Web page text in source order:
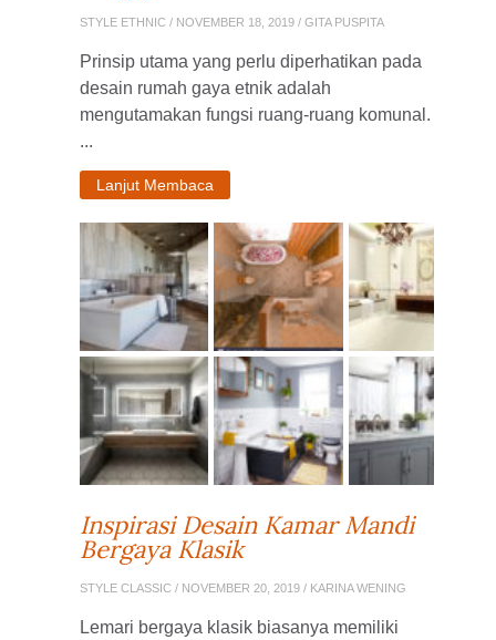
STYLE ETHNIC / NOVEMBER 18, 2019 / GITA PUSPITA
Prinsip utama yang perlu diperhatikan pada
desain rumah gaya etnik adalah
mengutamakan fungsi ruang-ruang komunal.
...
Lanjut Membaca
Inspirasi Desain Kamar Mandi
Bergaya Klasik
STYLE CLASSIC / NOVEMBER 20, 2019 / KARINA WENING
Lemari bergaya klasik biasanya memiliki